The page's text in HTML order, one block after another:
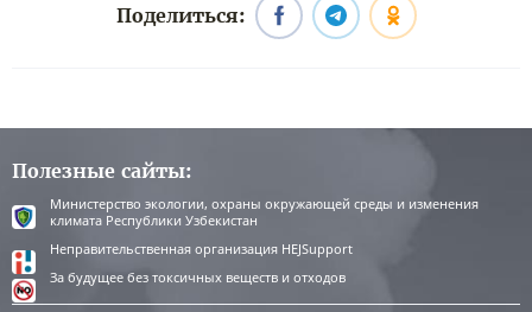
Поделиться:
Полезные сайты:
Министерство экологии, охраны окружающей среды и изменения
климата Республики Узбекистан
Неправительственная организация HEJSupport
За будущее без токсичных веществ и отходов